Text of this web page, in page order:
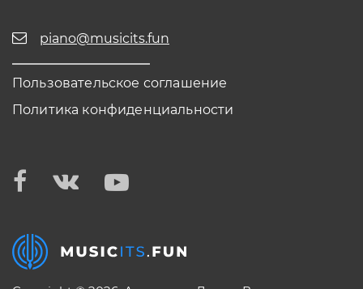
piano@musicits.fun
Пользовательское соглашение
Политика конфиденциальности